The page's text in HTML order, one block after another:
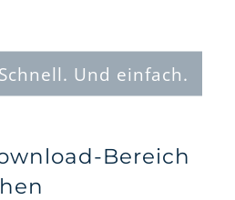
Und einfach.
Bereich